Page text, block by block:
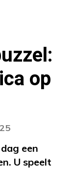
op
een
U speelt